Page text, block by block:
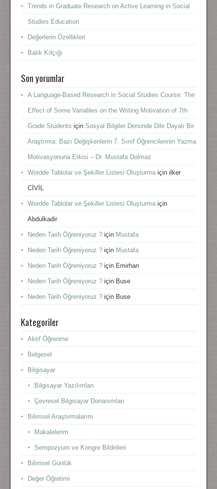
Trends in Graduate Research on Active Learning in Social
Studies Education
Değerlerin Özellikleri
Balık Kılçığı
Son yorumlar
A Language-Based Research in Social Studies Course: The
Effect of Some Variables on the Writing Motivation of 7th
Grade Students için Sosyal Bilgiler Dersinde Dile Dayalı Bir
Araştırma: Bazı Değişkenlerin 7. Sınıf Öğrencilerinin Yazma
Motivasyonuna Etkisi – Dr. Mustafa Dolmaz
Wordde Tablolar ve Şekiller Listesi Oluşturmaiçin ilker
CİVİL
Wordde Tablolar ve Şekiller Listesi Oluşturmaiçin
Abdulkadir
Neden Tarih Öğreniyoruz ?için Mustafa
Neden Tarih Öğreniyoruz ?için Mustafa
Neden Tarih Öğreniyoruz ?için Emirhan
Neden Tarih Öğreniyoruz ?için Buse
Neden Tarih Öğreniyoruz ?için Buse
Kategoriler
Aktif Öğrenme
Belgesel
Bilgisayar
Bilgisayar Yazılımları
Çevresel Bilgisayar Donanımları
Bilimsel Araştırmalarım
Makalelerim
Sempozyum ve Kongre Bildirileri
Bilimsel Günlük
Değer Öğretimi